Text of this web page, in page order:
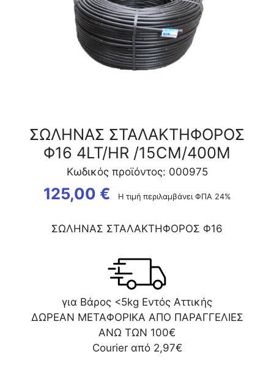
ΣΩΛΗΝΑΣ ΣΤΑΛΑΚΤΗΦΟΡΟΣ
Φ16 4LT/HR /15CM/400Μ
Κωδικός προϊόντος: 000975
125,00 € Η τιμή περιλαμβάνει ΦΠΑ 24%
ΣΩΛΗΝΑΣ ΣΤΑΛΑΚΤΗΦΟΡΟΣ Φ16
για Βάρος <5kg Εντός Αττικής
ΔΩΡΕΑΝ ΜΕΤΑΦΟΡΙΚΑ ΑΠΟ ΠΑΡΑΓΓΕΛΙΕΣ
ΑΝΩ ΤΩΝ 100€
Courier από 2,97€